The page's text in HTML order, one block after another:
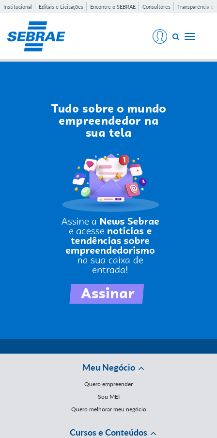
Institucional Editais e Licitações Encontre o SEBRAE Consultores Transparência e
Toggle
Meu Negócio
Quero empreender
Sou MEI
Quero melhorar meu negócio
Cursos e Conteúdos